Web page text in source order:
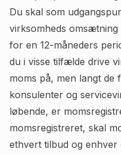
Du skal som
virksomheds
for en 12-måneders
du i visse tilfælde drive
moms på, men langt
konsulenter og
løbende, er
momsregistreret, skal
ethvert tilbud og